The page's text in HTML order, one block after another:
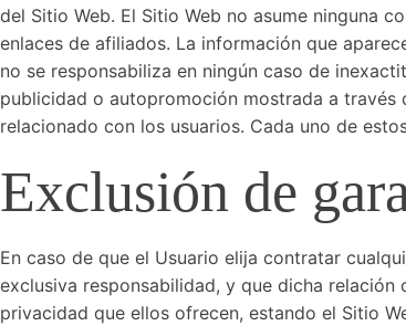
del Sitio Web. El Sitio Web no asume ninguna
enlaces de afiliados. La información que
no se responsabiliza en ningún caso de
publicidad o autopromoción mostrada a
relacionado con los usuarios. Cada uno de
Exclusión de
En caso de que el Usuario elija contratar
exclusiva responsabilidad, y que dicha
privacidad que ellos ofrecen, estando el Sitio